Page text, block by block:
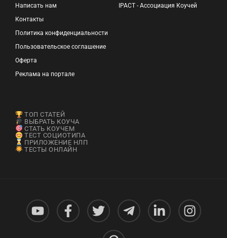
Написать нам
Контакты
Политика конфиденциальности
Пользовательское соглашение
Оферта
Реклама на портале
IPACT - Ассоциация Коучей
ТОП СТАТЕЙ
ВЫБРАТЬ КОУЧА
СТАТЬ КОУЧЕМ
ТЕСТ СОЦИОТИПА
ПРИЛОЖЕНИЕ НЛП
ТЕСТЫ ОНЛАЙН